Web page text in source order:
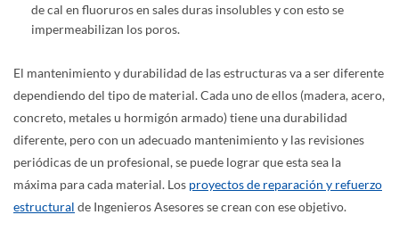
de cal en fluoruros en sales duras insolubles y con esto se
impermeabilizan los poros.
El mantenimiento y durabilidad de las estructuras va a ser diferente
dependiendo del tipo de material. Cada uno de ellos (madera, acero,
concreto, metales u hormigón armado) tiene una durabilidad
diferente, pero con un adecuado mantenimiento y las revisiones
periódicas de un profesional, se puede lograr que esta sea la
máxima para cada material. Los proyectos de reparación y refuerzo
estructural de Ingenieros Asesores se crean con ese objetivo.